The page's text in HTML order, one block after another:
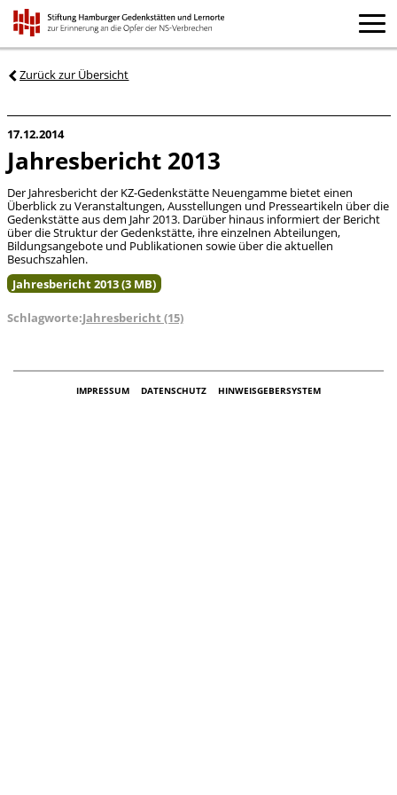
Zurück zur Übersicht
17.12.2014
Jahresbericht 2013
Der Jahresbericht der KZ-Gedenkstätte Neuengamme bietet einen
Überblick zu Veranstaltungen, Ausstellungen und Presseartikeln über die
Gedenkstätte aus dem Jahr 2013. Darüber hinaus informiert der Bericht
über die Struktur der Gedenkstätte, ihre einzelnen Abteilungen,
Bildungsangebote und Publikationen sowie über die aktuellen
Besuchszahlen.
Jahresbericht 2013 (3 MB)
Schlagworte:Jahresbericht (15)
IMPRESSUM DATENSCHUTZ HINWEISGEBERSYSTEM